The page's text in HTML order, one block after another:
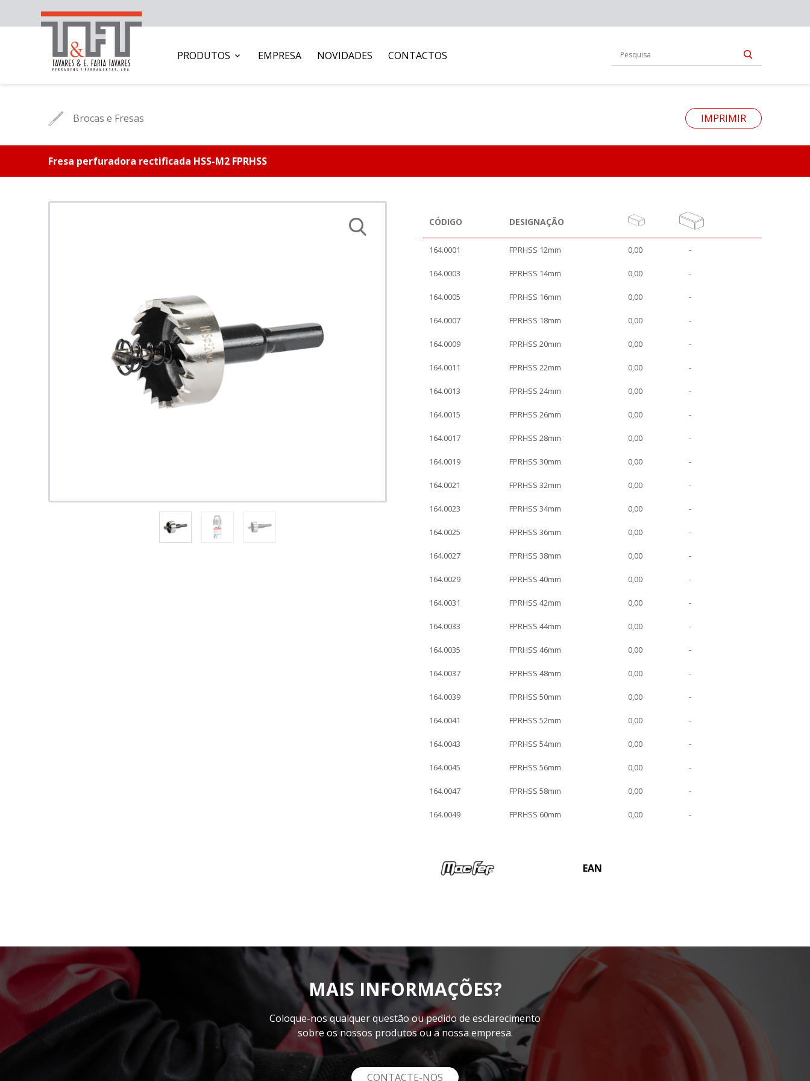
PRODUTOS EMPRESA NOVIDADES CONTACTOS
Brocas e Fresas IMPRIMIR
Fresa perfuradora rectificada HSS-M2 FPRHSS
CÓDIGO DESIGNAÇÃO
164.0001 FPRHSS 12mm 0,00 -
164.0003 FPRHSS 14mm 0,00 -
164.0005 FPRHSS 16mm 0,00 -
164.0007 FPRHSS 18mm 0,00 -
164.0009 FPRHSS 20mm 0,00 -
164.0011 FPRHSS 22mm 0,00 -
164.0013 FPRHSS 24mm 0,00 -
164.0015 FPRHSS 26mm 0,00 -
164.0017 FPRHSS 28mm 0,00 -
164.0019 FPRHSS 30mm 0,00 -
164.0021 FPRHSS 32mm 0,00 -
164.0023 FPRHSS 34mm 0,00 -
164.0025 FPRHSS 36mm 0,00 -
164.0027 FPRHSS 38mm 0,00 -
164.0029 FPRHSS 40mm 0,00 -
164.0031 FPRHSS 42mm 0,00 -
164.0033 FPRHSS 44mm 0,00 -
164.0035 FPRHSS 46mm 0,00 -
164.0037 FPRHSS 48mm 0,00 -
164.0039 FPRHSS 50mm 0,00 -
164.0041 FPRHSS 52mm 0,00 -
164.0043 FPRHSS 54mm 0,00 -
164.0045 FPRHSS 56mm 0,00 -
164.0047 FPRHSS 58mm 0,00 -
164.0049 FPRHSS 60mm 0,00 -
EAN
MAIS INFORMAÇÕES?
Coloque-nos qualquer questão ou pedido de esclarecimento
sobre os nossos produtos ou a nossa empresa.
CONTACTE-NOS